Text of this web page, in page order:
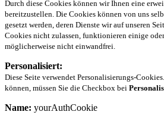
Durch diese Cookies können wir Ihnen eine
bereitzustellen. Die Cookies können von uns
gesetzt werden, deren Dienste wir auf unseren
Cookies nicht zulassen, funktionieren einige
möglicherweise nicht einwandfrei.
Personalisiert:
Diese Seite verwendet Personalisierungs-
können, müssen Sie die Checkbox bei
Name: yourAuthCookie